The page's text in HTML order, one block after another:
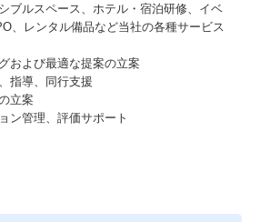
ブルスペース、ホテル・宿泊研修、イベ
、レンタル備品など当社の各種サービス
および最適な提案の立案
指導、同行支援
立案
ン管理、評価サポート